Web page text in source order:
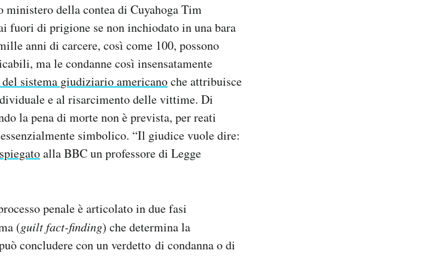
della contea di Cuyahoga Tim
fuori di prigione se non inchiodato in una bara
anni di carcere, così come 100, possono
ma le condanne così insensatamente
sistema giudiziario americanoche attribuisce
e al risarcimento delle vittime. Di
la pena di morte non è prevista, per reati
simbolico. “Il giudice vuole dire:
spiegatoalla BBC un professore di Legge
penale è articolato in due fasi
(guilt fact-finding) che determina la
concludere con un verdetto di condanna o di